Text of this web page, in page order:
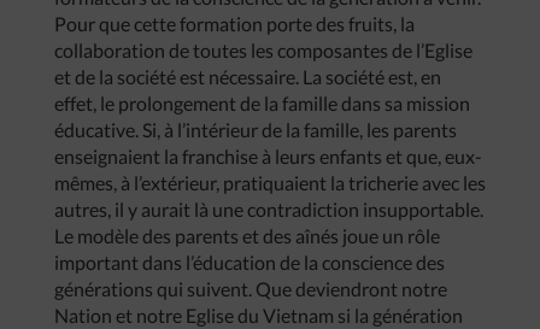
Pour que cette formation porte des fruits, la
collaboration de toutes les composantes de l’Eglise
et de la société est nécessaire. La société est, en
effet, le prolongement de la famille dans sa mission
éducative. Si, à l’intérieur de la famille, les parents
enseignaient la franchise à leurs enfants et que, eux-
mêmes, à l’extérieur, pratiquaient la tricherie avec les
autres, il y aurait là une contradiction insupportable.
Le modèle des parents et des aînés joue un rôle
important dans l’éducation de la conscience des
générations qui suivent. Que deviendront notre
Nation et notre Eglise du Vietnam si la génération